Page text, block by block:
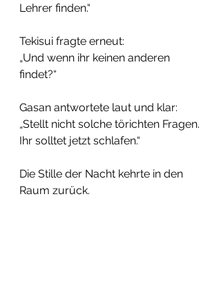
Lehrer finden.“
Tekisui fragte erneut:
„Und wenn ihr keinen anderen
findet?“
Gasan antwortete laut und klar:
„Stellt nicht solche törichten Fragen.
Ihr solltet jetzt schlafen.“
Die Stille der Nacht kehrte in den
Raum zurück.